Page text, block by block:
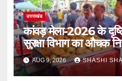
उत्तराखंड
कांवड़ मेला-2026 के
सुरक्षा विभाग का औचक
AUG 9, 2026 SHASHI